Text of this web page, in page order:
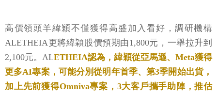
高價領頭羊緯穎不僅獲得高盛加入看好，調研機構
ALETHEIA更將緯穎股價預期由1,800元，一舉拉升到
2,100元。ALETHEIA認為，緯穎從亞馬遜、Meta獲得
更多AI專案，可能分別從明年首季、第3季開始出貨，
加上先前獲得Omniva專案，3大客戶攜手助陣，推估